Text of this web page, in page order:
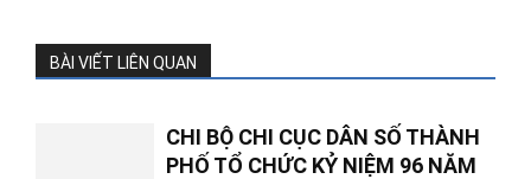
BÀI VIẾT LIÊN QUAN
CHI BỘ CHI CỤC DÂN SỐ THÀNH
PHỐ TỔ CHỨC KỶ NIỆM 96 NĂM